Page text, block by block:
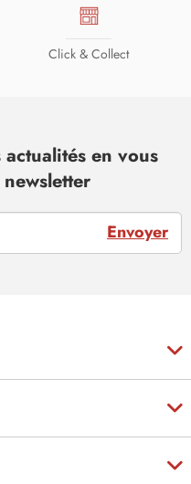
Click & Collect
en vous
Envoyer